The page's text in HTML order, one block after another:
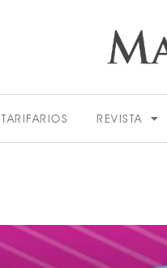
TARIFARIOS REVISTA